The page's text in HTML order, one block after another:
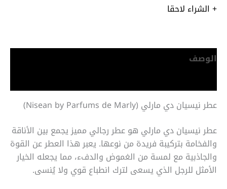
+ الشراء لاحقا
الوصف
عطر نيسيان دي مارلي (Nisean by Parfums de Marly)
عطر نيسيان دي مارلي هو عطر رجالي مميز يجمع بين الأناقة
والفخامة بتركيبة فريدة من نوعها. يعبر هذا العطر عن القوة
والجاذبية مع لمسة من الغموض والدفء، مما يجعله الخيار
الأمثل للرجل الذي يسعى لترك انطباع قوي ولا يُنسى.